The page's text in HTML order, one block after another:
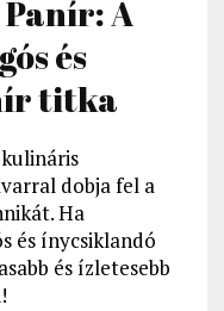
A
és
titka
dobja fel a
Ha
és ínycsiklandó
és ízletesebb